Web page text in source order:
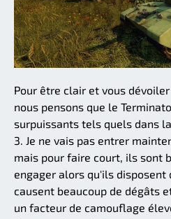
Pour être clair et vous
nous pensons que le
surpuissants tels quels dans
3. Je ne vais pas entrer
mais pour faire court, ils sont
engager alors qu'ils disposent
causent beaucoup de dégâts
un facteur de camouflage